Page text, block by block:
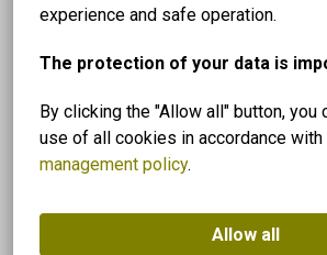
experience and safe operation.
The protection of your data is
By clicking the "Allow all" button, you
use of all cookies in accordance with
management policy.
Allow all
фамилия:
имя: